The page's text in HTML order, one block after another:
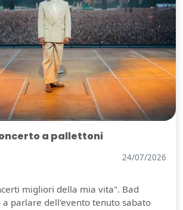
a pallettoni
24/07/2026
migliori della mia vita". Bad
a parlare dell'evento tenuto sabato